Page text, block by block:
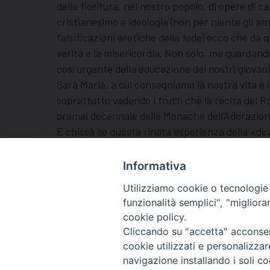
della fioritura, nel nostro popolo, di opere di
cristianesimo a ideologia (non per niente gli
falsificazioni eretiche della fede) ecco che da
verità e la misericordia. Non solo, ma
così urgente della educazione dei nostri
Sarà Maria, a cui consegniamo la nostra vita
soprattutto vedendo i frutti che la recita del
oramai decennale delle Monache
E chissà se questa rinata esperienza della
(don Gabriele Mangiarotti)
Informativa
Utilizziamo cookie o
funzionalità semplici",
cookie policy.
Cliccando su "accetta"
cookie utilizzati e
navigazione installando i soli